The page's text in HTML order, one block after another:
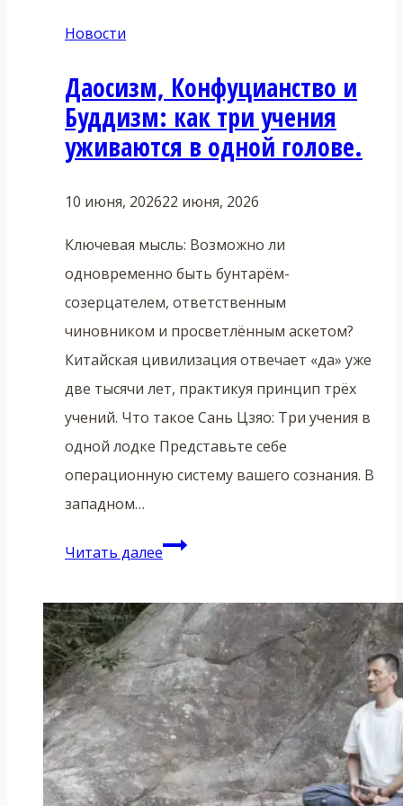
Новости
Даосизм, Конфуцианство и
Буддизм: как три учения
уживаются в одной голове.
10 июня, 202622 июня, 2026
Ключевая мысль: Возможно ли
одновременно быть бунтарём-
созерцателем, ответственным
чиновником и просветлённым аскетом?
Китайская цивилизация отвечает «да» уже
две тысячи лет, практикуя принцип трёх
учений. Что такое Сань Цзяо: Три учения в
одной лодке Представьте себе
операционную систему вашего сознания. В
западном…
Читать далееДаосизм,
и
Буддизм:
как
три
учения
уживаются
в